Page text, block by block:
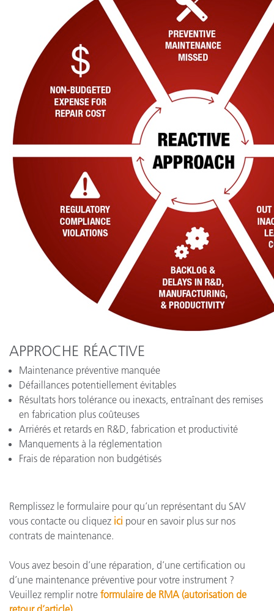
APPROCHE RÉACTIVE
Maintenance préventive manquée
Défaillances potentiellement évitables
Résultats hors tolérance ou inexacts, entraînant des remises
en fabrication plus coûteuses
Arriérés et retards en R&D, fabrication et productivité
Manquements à la réglementation
Frais de réparation non budgétisés
Remplissez le formulaire pour qu’un représentant du SAV
vous contacte ou cliquez ici pour en savoir plus sur nos
contrats de maintenance.
Vous avez besoin d’une réparation, d’une certification ou
d’une maintenance préventive pour votre instrument ?
Veuillez remplir notre formulaire de RMA (autorisation de